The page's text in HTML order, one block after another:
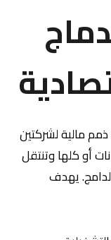
مالية لشركتين
أو كلها وتنتقل
يهدف